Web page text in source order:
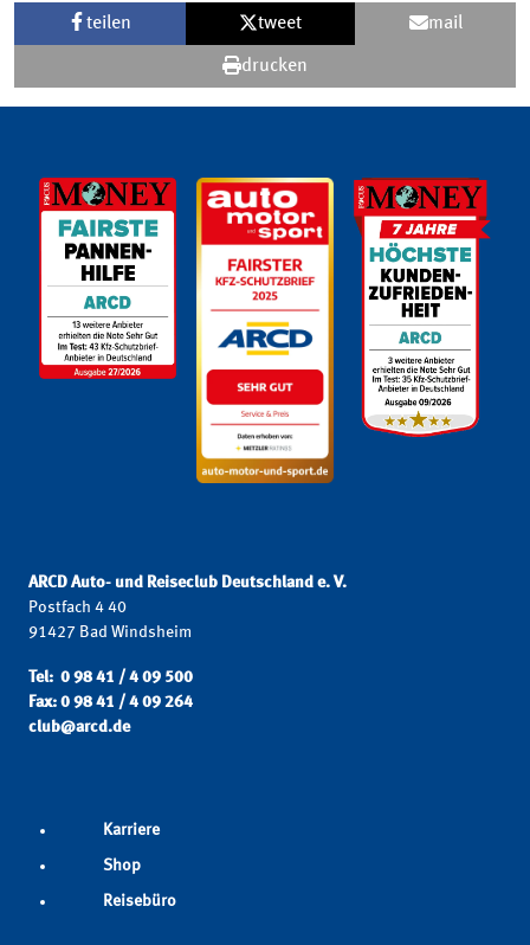
teilen tweet mail
drucken
ARCD Auto- und Reiseclub Deutschland e. V.
Postfach 4 40
91427 Bad Windsheim
Tel: 0 98 41 / 4 09 500
Fax: 0 98 41 / 4 09 264
club@arcd.de
Karriere
Shop
Reisebüro